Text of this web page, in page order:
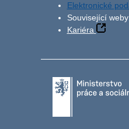
Elektronické
Související
Kariéra